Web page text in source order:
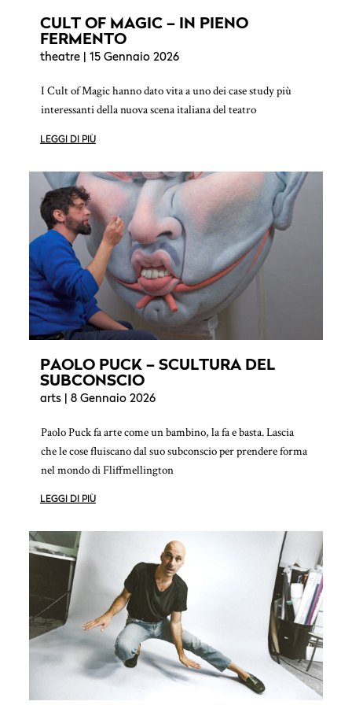
CULT OF MAGIC – IN PIENO
FERMENTO
theatre| 15 Gennaio 2026
I Cult of Magic hanno dato vita a uno dei case study più
interessanti della nuova scena italiana del teatro
LEGGI DI PIÙ
PAOLO PUCK – SCULTURA DEL
SUBCONSCIO
arts| 8 Gennaio 2026
Paolo Puck fa arte come un bambino, la fa e basta. Lascia
che le cose fluiscano dal suo subconscio per prendere forma
nel mondo di Fliffmellington
LEGGI DI PIÙ